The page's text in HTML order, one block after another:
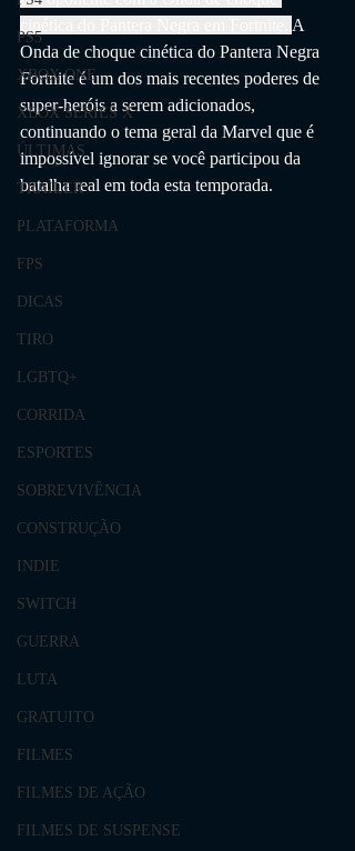
PS5
XBOX ONE
XBOX SERIES X
ÚLTIMAS
TRAILER
PLATAFORMA
FPS
DICAS
TIRO
LGBTQ+
CORRIDA
ESPORTES
SOBREVIVÊNCIA
CONSTRUÇÃO
INDIE
SWITCH
GUERRA
LUTA
GRATUITO
FILMES
FILMES DE AÇÃO
FILMES DE SUSPENSE
A
Onda de choque cinética do Pantera Negra
Fortnite é um dos mais recentes poderes de
super-heróis a serem adicionados,
continuando o tema geral da Marvel que é
impossível ignorar se você participou da
batalha real em toda esta temporada.